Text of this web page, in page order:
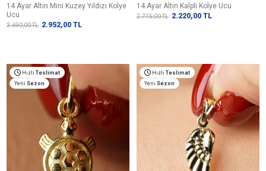
14 Ayar Altın Mini Kuzey Yıldızı Kolye
Ucu
3.690,00TL 2.952,00 TL
14 Ayar Altın Kalpli Kolye Ucu
2.775,00TL 2.220,00 TL
Hızlı Teslimat
Yeni Sezon
Hızlı Teslimat
Yeni Sezon